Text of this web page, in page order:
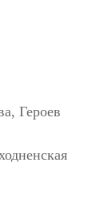
Героев